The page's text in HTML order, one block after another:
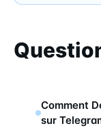
Comment
sur